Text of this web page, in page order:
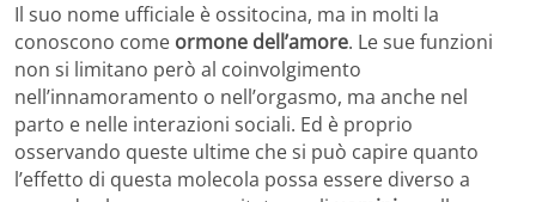
Il suo nome ufficiale è ossitocina, ma in molti la
conoscono come ormone dell’amore. Le sue funzioni
non si limitano però al coinvolgimento
nell’innamoramento o nell’orgasmo, ma anche nel
parto e nelle interazioni sociali. Ed è proprio
osservando queste ultime che si può capire quanto
l’effetto di questa molecola possa essere diverso a